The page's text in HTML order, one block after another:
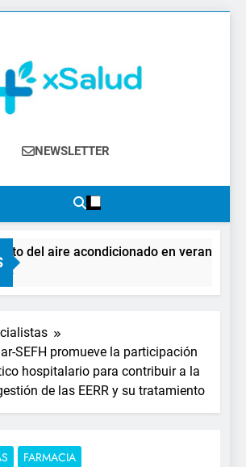
XSalud
Del Sector Salud. Congresos Y
Farmacéutica, Atención Primaria,
Especialistas, Farmacia, Etc…
NEWSLETTER
del aire acondicionado en verano:
SEFH promueve la participación
hospitalario para contribuir a la
de las EERR y su tratamiento
FARMACIA